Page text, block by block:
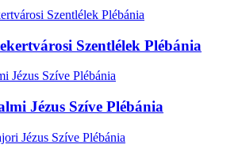
Szentlélek Plébánia
Jézus Szíve Plébánia